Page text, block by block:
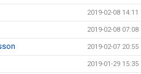
2019-02-08 14:11
2019-02-08 07:08
2019-02-07 20:55
2019-01-29 15:35